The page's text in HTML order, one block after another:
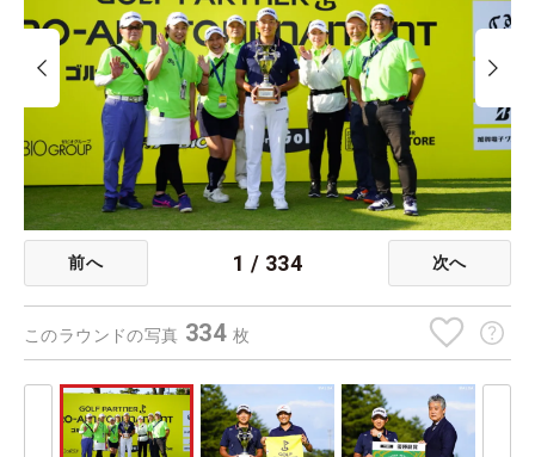
前へ 1 / 334 次へ
このラウンドの写真 334 枚